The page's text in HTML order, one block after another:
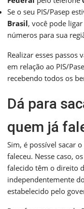
Se o seu PIS/Pasep
Brasil, você pode
números para sua
Realizar esses passos
em relação ao PIS/
recebendo todos os
Dá para
quem já
Sim, é possível sacar o
faleceu. Nesse caso,
falecido têm o direito
independentemente
estabelecido pelo